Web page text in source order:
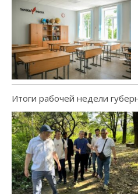
Итоги рабочей недели